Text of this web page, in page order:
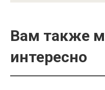
Вам также
интересно